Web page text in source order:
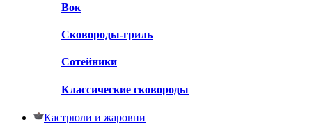
Вок
Сковороды-гриль
Сотейники
Классические сковороды
Кастрюли и жаровни